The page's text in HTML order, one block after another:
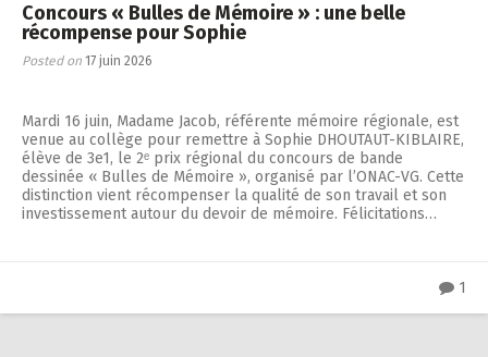
Concours « Bulles de Mémoire » : une belle
récompense pour Sophie
Posted on 17 juin 2026
Mardi 16 juin, Madame Jacob, référente mémoire régionale, est
venue au collège pour remettre à Sophie DHOUTAUT-KIBLAIRE,
élève de 3e1, le 2ᵉ prix régional du concours de bande
dessinée « Bulles de Mémoire », organisé par l’ONAC-VG. Cette
distinction vient récompenser la qualité de son travail et son
investissement autour du devoir de mémoire. Félicitations…
1